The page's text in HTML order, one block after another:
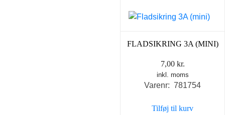
FLADSIKRING 3A (MINI)
7,00 kr.
inkl. moms
Varenr: 781754
Tilføj til kurv